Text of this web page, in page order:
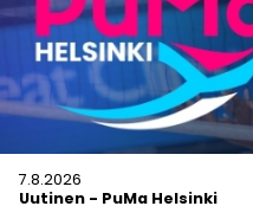
7.8.2026
Uutinen - PuMa Helsinki